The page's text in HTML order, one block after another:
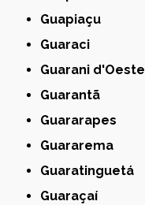
Guapiaçu
Guaraci
Guarani d'Oeste
Guarantã
Guararapes
Guararema
Guaratinguetá
Guaraçaí